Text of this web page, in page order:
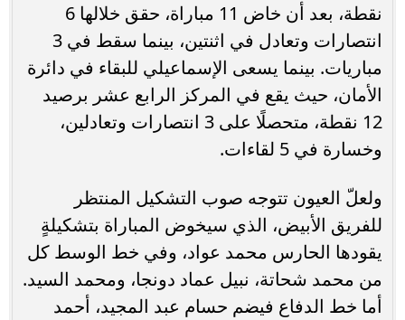
نقطة، بعد أن خاض 11 مباراة، حقق خلالها 6
انتصارات وتعادل في اثنتين، بينما سقط في 3
مباريات. بينما يسعى الإسماعيلي للبقاء في دائرة
الأمان، حيث يقع في المركز الرابع عشر برصيد
12 نقطة، متحصلًا على 3 انتصارات وتعادلين،
وخسارة في 5 لقاءات.
ولعلّ العيون تتوجه صوب التشكيل المنتظر
للفريق الأبيض، الذي سيخوض المباراة بتشكيلةٍ
يقودها الحارس محمد عواد، وفي خط الوسط كل
من محمد شحاتة، نبيل عماد دونجا، ومحمد السيد.
أما خط الدفاع فيضم حسام عبد المجيد، أحمد